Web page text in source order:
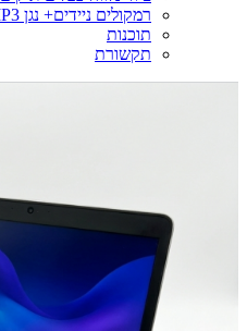
רמקולים ניידים+ נגן MP3
תוכנות
תקשורת